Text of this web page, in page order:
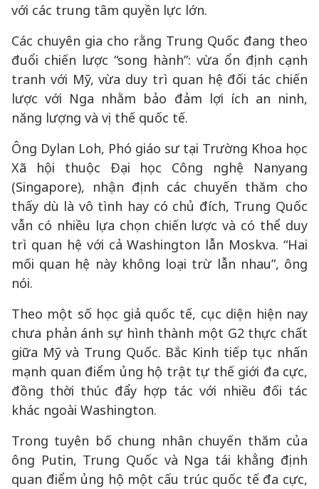
với các trung tâm quyền lực lớn.
Các chuyên gia cho rằng Trung Quốc đang theo
đuổi chiến lược “song hành”: vừa ổn định cạnh
tranh với Mỹ, vừa duy trì quan hệ đối tác chiến
lược với Nga nhằm bảo đảm lợi ích an ninh,
năng lượng và vị thế quốc tế.
Ông Dylan Loh, Phó giáo sư tại Trường Khoa học
Xã hội thuộc Đại học Công nghệ Nanyang
(Singapore), nhận định các chuyến thăm cho
thấy dù là vô tình hay có chủ đích, Trung Quốc
vẫn có nhiều lựa chọn chiến lược và có thể duy
trì quan hệ với cả Washington lẫn Moskva. “Hai
mối quan hệ này không loại trừ lẫn nhau”, ông
nói.
Theo một số học giả quốc tế, cục diện hiện nay
chưa phản ánh sự hình thành một G2 thực chất
giữa Mỹ và Trung Quốc. Bắc Kinh tiếp tục nhấn
mạnh quan điểm ủng hộ trật tự thế giới đa cực,
đồng thời thúc đẩy hợp tác với nhiều đối tác
khác ngoài Washington.
Trong tuyên bố chung nhân chuyến thăm của
ông Putin, Trung Quốc và Nga tái khẳng định
quan điểm ủng hộ một cấu trúc quốc tế đa cực,